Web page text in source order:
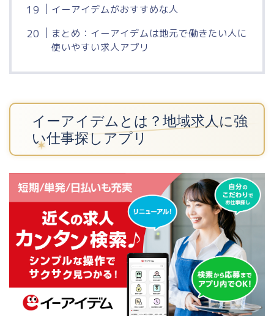
イーアイデムがおすすめな人
まとめ：イーアイデムは地元で働きたい人に
使いやすい求人アプリ
イーアイデムとは？地域求人に強
い仕事探しアプリ